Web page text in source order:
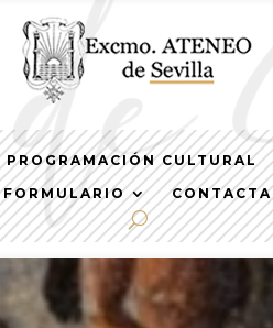
PROGRAMACIÓN CULTURAL
FORMULARIO
CONTACTA